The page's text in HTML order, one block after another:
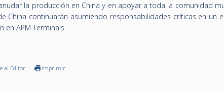
la producción en China y en apoyar a toda la comunidad
China continuarán asumiendo responsabilidades críticas en un
en APM Terminals.
al Editor Imprimir